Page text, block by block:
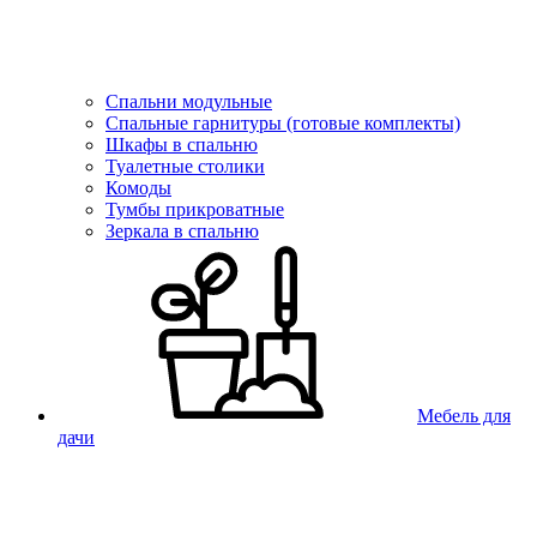
Спальни модульные
Спальные гарнитуры (готовые комплекты)
Шкафы в спальню
Туалетные столики
Комоды
Тумбы прикроватные
Зеркала в спальню
Мебель для
дачи